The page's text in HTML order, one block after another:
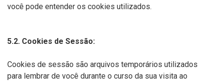
você pode entender os cookies utilizados.
5.2. Cookies de Sessão:
Cookies de sessão são arquivos temporários utilizados
para lembrar de você durante o curso da sua visita ao